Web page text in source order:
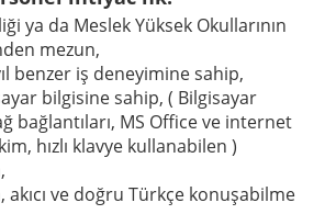
ya da Meslek Yüksek Okullarının
mezun,
benzer iş deneyimine sahip,
bilgisine sahip, ( Bilgisayar
bağlantıları, MS Office ve internet
hızlı klavye kullanabilen )
ve doğru Türkçe konuşabilme